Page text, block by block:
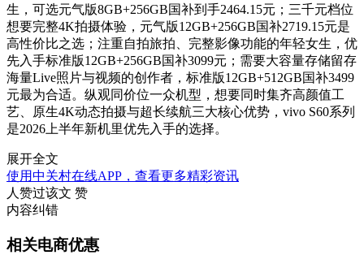
生，可选元气版8GB+256GB国补到手2464.15元；三千元档位
想要完整4K拍摄体验，元气版12GB+256GB国补2719.15元是
高性价比之选；注重自拍旅拍、完整影像功能的年轻女生，优
先入手标准版12GB+256GB国补3099元；需要大容量存储留存
海量Live照片与视频的创作者，标准版12GB+512GB国补3499
元最为合适。纵观同价位一众机型，想要同时集齐高颜值工
艺、原生4K动态拍摄与超长续航三大核心优势，vivo S60系列
是2026上半年新机里优先入手的选择。
展开全文
使用中关村在线APP，查看更多精彩资讯
人赞过该文 赞
内容纠错
相关电商优惠